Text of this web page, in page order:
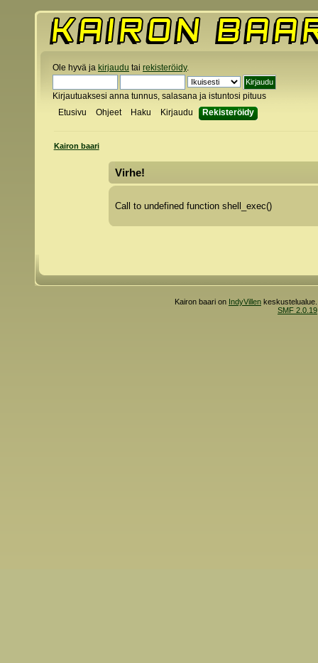
Ole hyvä ja kirjaudu tai rekisteröidy.
Kirjautuaksesi anna tunnus, salasana ja istuntosi pituus
Etusivu
Ohjeet Haku Kirjaudu Rekisteröidy
Kairon baari
Virhe!
Call to undefined function shell_exec()
Kairon baari on IndyVillen
SMF 2.0.19